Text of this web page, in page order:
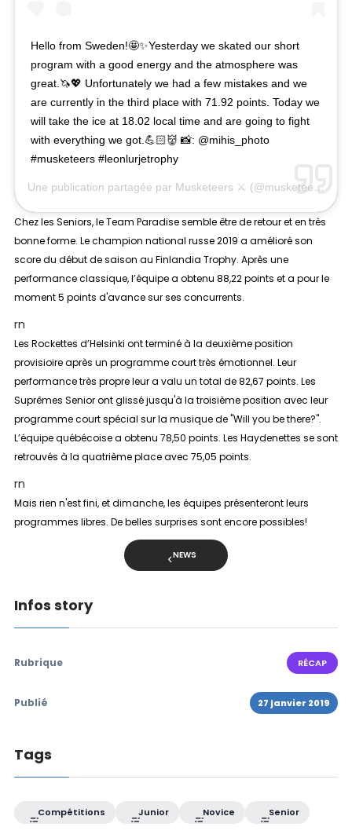
Hello from Sweden!🤩✨Yesterday we skated our short
program with a good energy and the atmosphere was
great.🦄💖 Unfortunately we had a few mistakes and we
are currently in the third place with 71.92 points. Today we
will take the ice at 18.02 local time and are going to fight
with everything we got.💪🏻👹 📸: @mihis_photo
#musketeers #leonlurjetrophy
Une publication partagée par Musketeers ⚔ (@musketeersofficial) le
Chez les Seniors, le Team Paradise semble être de retour et en très
bonne forme. Le champion national russe 2019 a amélioré son
score du début de saison au Finlandia Trophy. Après une
performance classique, l’équipe a obtenu 88,22 points et a pour le
moment 5 points d'avance sur ses concurrents.
rn
Les Rockettes d’Helsinki ont terminé à la deuxième position
provisioire après un programme court très émotionnel. Leur
performance très propre leur a valu un total de 82,67 points. Les
Suprêmes Senior ont glissé jusqu'à la troisième position avec leur
programme court spécial sur la musique de "Will you be there?".
L’équipe québécoise a obtenu 78,50 points. Les Haydenettes se sont
retrouvés à la quatrième place avec 75,05 points.
rn
Mais rien n'est fini, et dimanche, les équipes présenteront leurs
programmes libres. De belles surprises sont encore possibles!
NEWS
Infos story
Rubrique RÉCAP
Publié 27 janvier 2019
Tags
Compétitions Junior Novice Senior